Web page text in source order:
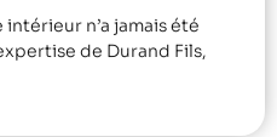
n’a jamais été
de Durand Fils,